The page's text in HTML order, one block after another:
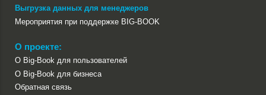
Выгрузка данных для менеджеров
Мероприятия при поддержке BIG-BOOK
О проекте:
О Big-Book для пользователей
О Big-Book для бизнеса
Обратная связь